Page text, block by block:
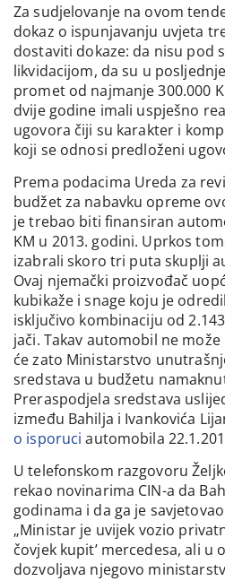
Za sudjelovanje na ovom
dokaz o ispunjavanju uvjeta
dostaviti dokaze: da nisu pod
likvidacijom, da su u
promet od najmanje 300.000
dvije godine imali uspješno
ugovora čiji su karakter i
koji se odnosi predloženi
Prema podacima Ureda za
budžet za nabavku opreme
je trebao biti finansiran
KM u 2013. godini. Uprkos
izabrali skoro tri puta skuplji
Ovaj njemački proizvođač
kubikaže i snage koju je
isključivo kombinaciju od
jači. Takav automobil ne
će zato Ministarstvo
sredstava u budžetu
Preraspodjela sredstava
između Bahilja i Ivankovića
o isporuci automobila
U telefonskom razgovoru
rekao novinarima CIN-a da
godinama i da ga je
„Ministar je uvijek vozio
čovjek kupit’ mercedesa, ali u
dozvoljava njegovo